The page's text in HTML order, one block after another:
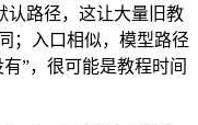
认路径，这让大量旧教
；入口相似，模型路径
”，很可能是教程时间